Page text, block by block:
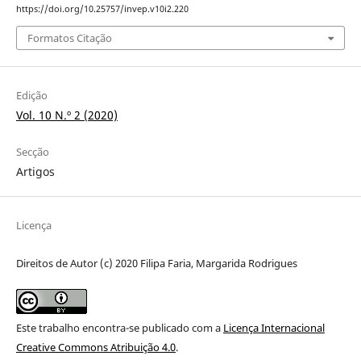
https://doi.org/10.25757/invep.v10i2.220
Formatos Citação
Edição
Vol. 10 N.º 2 (2020)
Secção
Artigos
Licença
Direitos de Autor (c) 2020 Filipa Faria, Margarida Rodrigues
Este trabalho encontra-se publicado com a Licença Internacional
Creative Commons Atribuição 4.0.